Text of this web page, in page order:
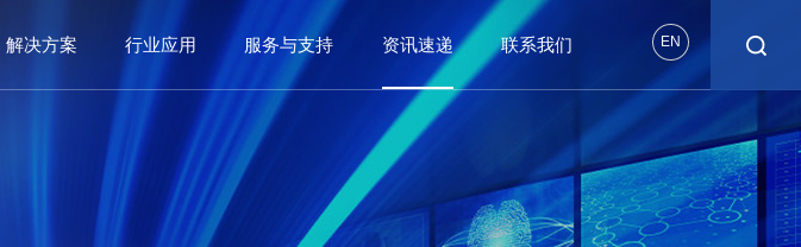
EN
解决方案 行业应用 服务与支持 资讯速递 联系我们